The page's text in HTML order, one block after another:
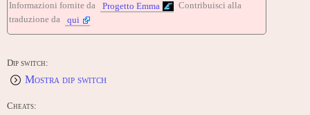
Informazioni fornite da Progetto Emma
Contribuisci alla
traduzione da
qui
Dip switch:
Mostra dip switch
Cheats: